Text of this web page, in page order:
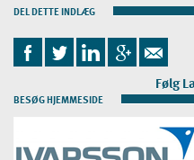
DEL DETTE INDLÆG
Følg
BESØG HJEMMESIDE